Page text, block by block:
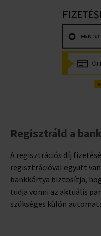
Regisztráld a
A regisztrációs díj
regisztrációval együtt
bankkártya biztosítja,
tudja vonni az aktuális
szükséges külön